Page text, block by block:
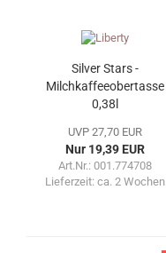
Silver Stars -
Milchkaffeeobertasse
0,38l
UVP 27,70 EUR
Nur 19,39 EUR
Art.Nr.: 001.774708
Lieferzeit: ca. 2 Wochen